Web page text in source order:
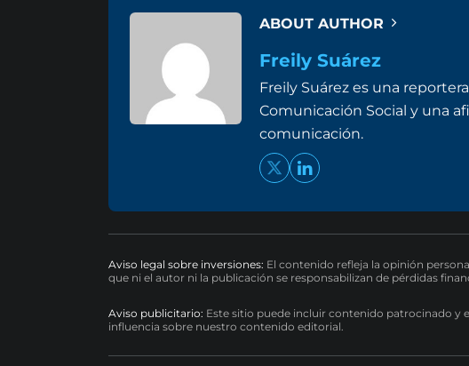
ABOUT AUTHOR
Freily Suárez
Freily Suárez es una
Comunicación Social y una
comunicación.
Aviso legal sobre inversiones: El contenido refleja la opinión
que ni el autor ni la publicación se responsabilizan de pérdidas
Aviso publicitario: Este sitio puede incluir contenido patrocinado y
influencia sobre nuestro contenido editorial.